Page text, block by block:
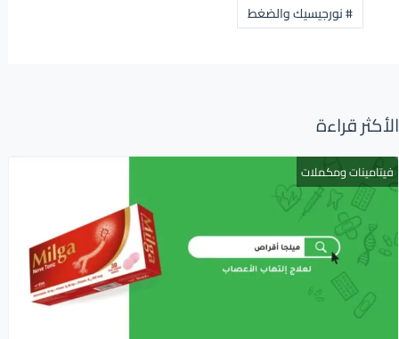
#نورجيسيك والضغط
الأكثر قراءة
فيتامينات ومكملات